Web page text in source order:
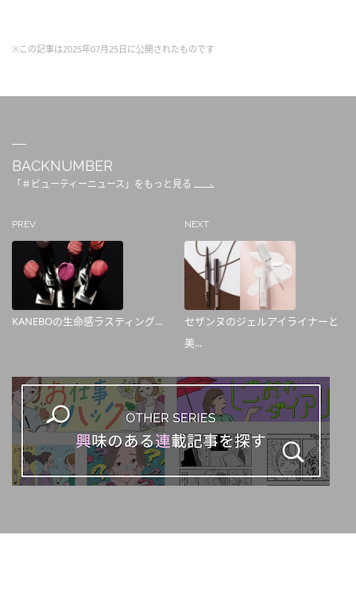
※この記事は2025年07月25日に公開されたものです
BACKNUMBER
「＃ビューティーニュース」をもっと見る
PREV
KANEBOの生命感ラスティング...
NEXT
セザンヌのジェルアイライナーと
美...